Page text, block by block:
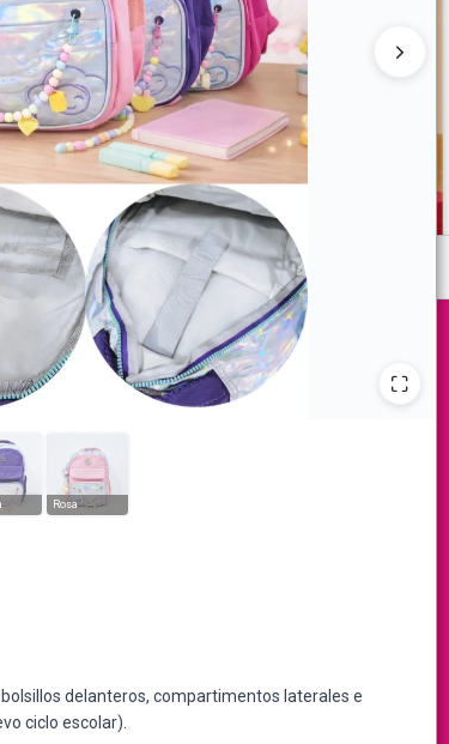
Rosa
delanteros, compartimentos laterales e
ciclo escolar).